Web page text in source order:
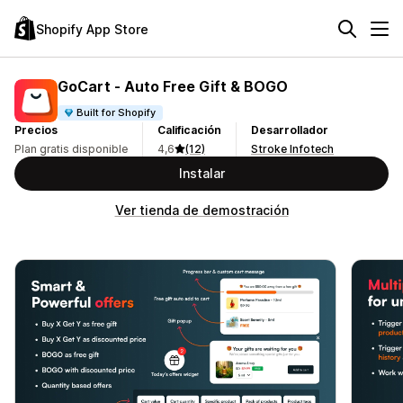
Shopify App Store
GoCart ‑ Auto Free Gift & BOGO
Built for Shopify
Precios
Plan gratis disponible
Calificación
4,6
(12)
Desarrollador
Stroke Infotech
Instalar
Ver tienda de demostración